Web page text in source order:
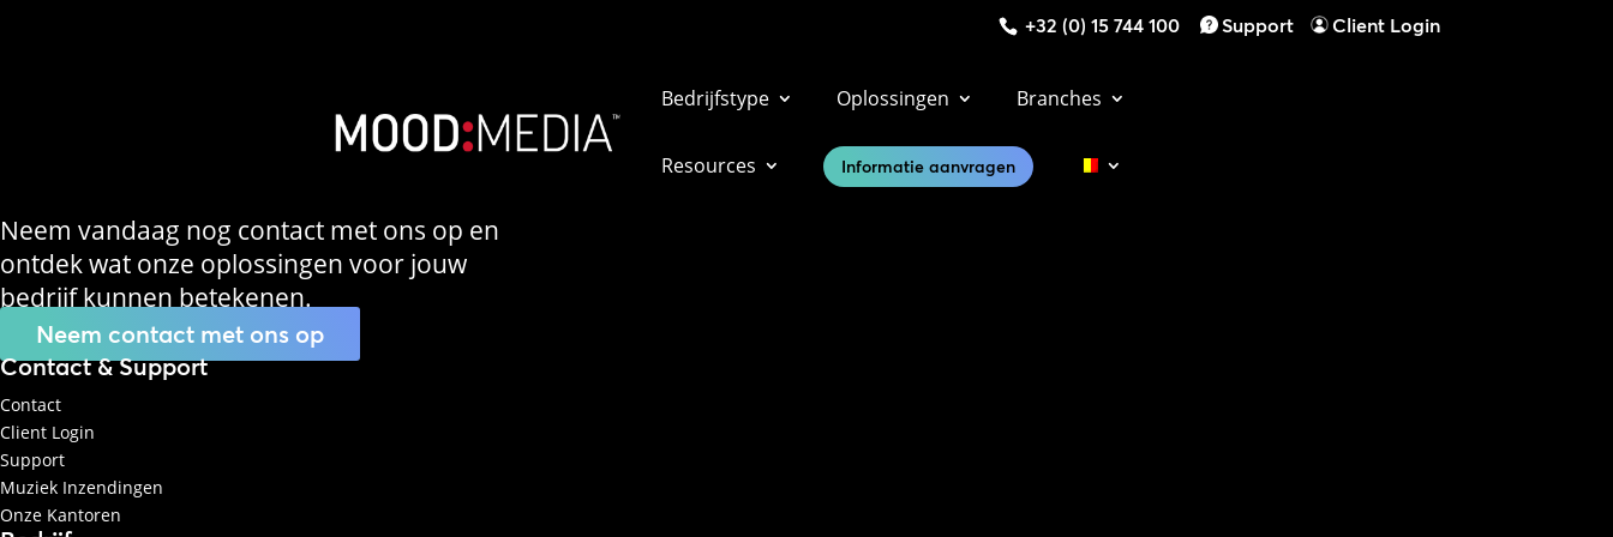
+32 (0) 15 744 100 Support Client Login
Bedrijfstype Oplossingen Branches
Resources Informatie aanvragen
Neem vandaag nog contact met ons op en
ontdek wat onze oplossingen voor jouw
bedrijf kunnen betekenen.
Neem contact met ons op
Contact & Support
Contact
Client Login
Support
Muziek Inzendingen
Onze Kantoren